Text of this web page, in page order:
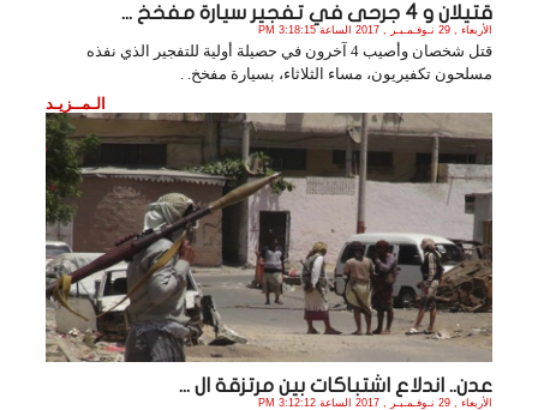
قتيلان و 4 جرحى في تفجير سيارة مفخخ ...
الأربعاء , 29 نـوفـمـبـر , 2017 الساعة 3:18:15 PM
قتل شخصان وأصيب 4 آخرون في حصيلة أولية للتفجير الذي نفذه
مسلحون تكفيريون، مساء الثلاثاء، بسيارة مفخخ. .
الـمــزيـد
عدن.. اندلاع اشتباكات بين مرتزقة ال ...
الأربعاء , 29 نـوفـمـبـر , 2017 الساعة 3:12:12 PM